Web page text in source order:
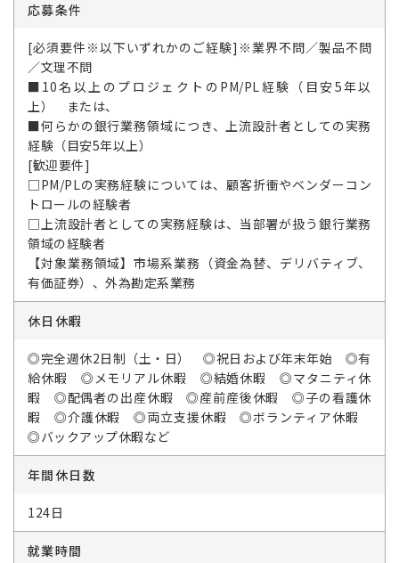
応募条件
[必須要件※以下いずれかのご経験]※業界不問／製品不問
／文理不問
■10名以上のプロジェクトのPM/PL経験（目安5年以
上） または、
■何らかの銀行業務領域につき、上流設計者としての実務
経験（目安5年以上）
[歓迎要件]
□PM/PLの実務経験については、顧客折衝やベンダーコン
トロールの経験者
□上流設計者としての実務経験は、当部署が扱う銀行業務
領域の経験者
【対象業務領域】市場系業務（資金為替、デリバティブ、
有価証券）、外為勘定系業務
休日休暇
◎完全週休2日制（土・日） ◎祝日および年末年始 ◎有
給休暇 ◎メモリアル休暇 ◎結婚休暇 ◎マタニティ休
暇 ◎配偶者の出産休暇 ◎産前産後休暇 ◎子の看護休
暇 ◎介護休暇 ◎両立支援休暇 ◎ボランティア休暇
◎バックアップ休暇など
年間休日数
124日
就業時間